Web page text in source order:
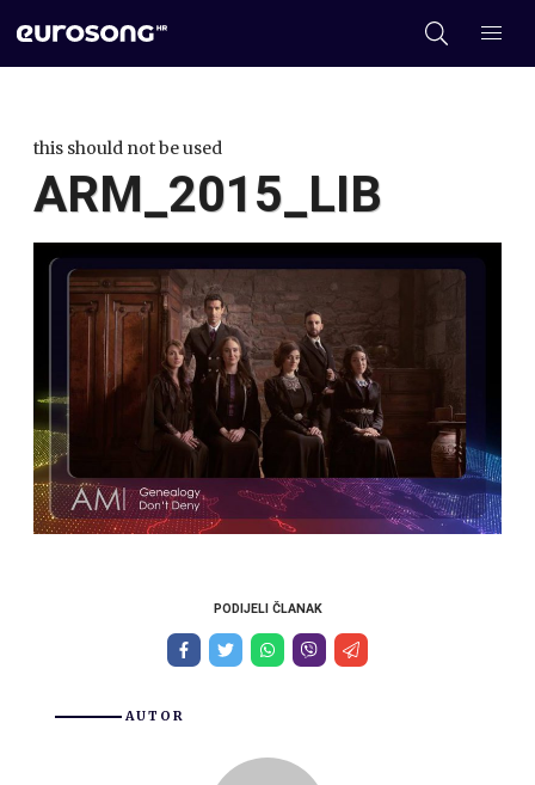
this should not be used
ARM_2015_LIB
PODIJELI ČLANAK
AUTOR